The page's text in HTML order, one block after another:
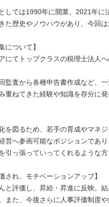
しては1990年に開業、2021年に
た歴史やノウハウがあり、今回
について】
にてトップクラスの税理士法人
監査から各種申告書作成など、
重ねてきた経験や知識を存分に
を図るため、若手の育成やマネ
営へ参画可能なポジションであ
引っ張っていってくれるような
され、モチベーションアップ】
と評価し、昇給・昇進に反映。
また、今後さらに人事評価制度